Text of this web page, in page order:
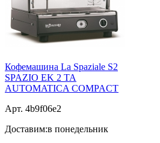
Кофемашина La Spaziale S2
SPAZIO ЕK 2 TA
AUTOMATICA COMPACT
Арт. 4b9f06e2
Доставим:в понедельник